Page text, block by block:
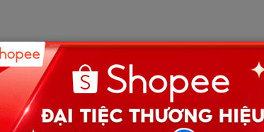
yên tĩnh. Thành đứng sững như trời trồng. Dưới
mảnh lớn nhỏ. Màu xanh ngọc bích kiêu sa giờ chỉ